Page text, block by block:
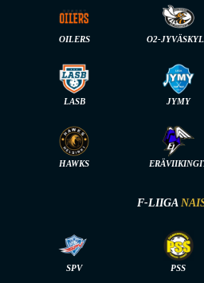
OILERS O2-
LASB JYMY
HAWKS
F-LIIGA
SPV PSS